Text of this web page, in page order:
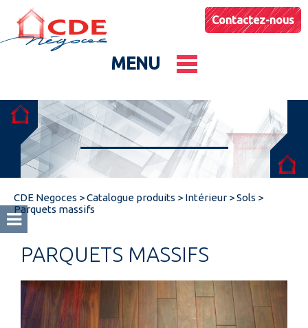
Contactez-nous
MENU
Le groupe
Nos entités
Conseils & Astuces
Actualités
Catalogues produits
CDE Negoces >Catalogue produits > Intérieur >Sols >
Parquets massifs
PARQUETS MASSIFS